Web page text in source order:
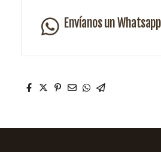
Envíanos un Whatsapp